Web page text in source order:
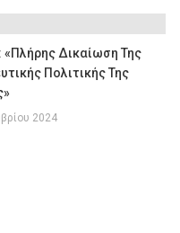
«Πλήρης Δικαίωση Της
Πολιτικής Της
2024